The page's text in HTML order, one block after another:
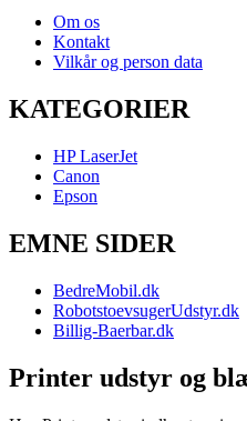
Om os
Kontakt
Vilkår og person data
KATEGORIER
HP LaserJet
Canon
Epson
EMNE SIDER
BedreMobil.dk
RobotstoevsugerUdstyr.dk
Billig-Baerbar.dk
Printer udstyr og